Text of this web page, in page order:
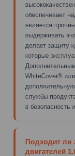
обеспечивает
является
выдерживать
делает защиту
которые
WhiteCover®
службы
в безопасность
Подходит ли
двигателей